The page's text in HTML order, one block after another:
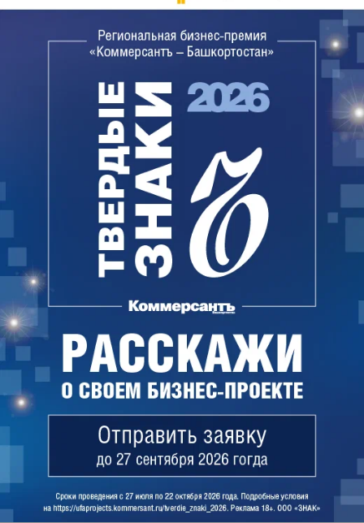
Благоприятнее оказалась ситуация на рынке
подержанных автомобилей: спрос на них тоже
резко упал, но лишь на 22,2%, до 26,2 тыс.
автомобилей вместо 33,7 тыс. в январе-марте 2014
года. В самом бюджетном и премиальном
сегментах продажи даже росли. Например, на
китайские Lifan спрос вырос на 51%, на Porsche и
Infiniti — на 31% и 17%. Продажа других
подержанных иномарок — Toyota, Renault, Great
Wall, Hyundai, Lada, Chevrolet и Daewoo снизилась
в диапазоне 20–31%.
Цены на новые автомобили из-за девальвации
рубля выросли, в зависимости от производителя,
на 10–40%.
Объективных предпосылок для улучшения
ситуации на авторынке дилеры не видят, но
надеются, что их поддержит государство. «Мы,
конечно, ожидали спада продаж, но не до такой
степени»,— признается генеральный директор
«Автоцентр Керг Уфа» (дилер Volkswagen)